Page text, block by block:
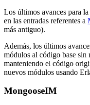
Los últimos avances para
en las entradas referentes a
más antiguo).
Además, los últimos
módulos al código base sin
manteniendo el código
nuevos módulos usando
MongooseIM